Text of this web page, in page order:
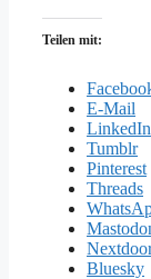
Teilen mit:
E-Mail
LinkedIn
Tumblr
Pinterest
Threads
Bluesky